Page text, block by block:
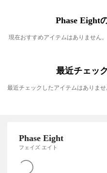
Phase Eight
現在おすすめアイテムはありません。
最近チェッ
最近チェックしたアイテムはありませ
Phase Eight
フェイズ エイト